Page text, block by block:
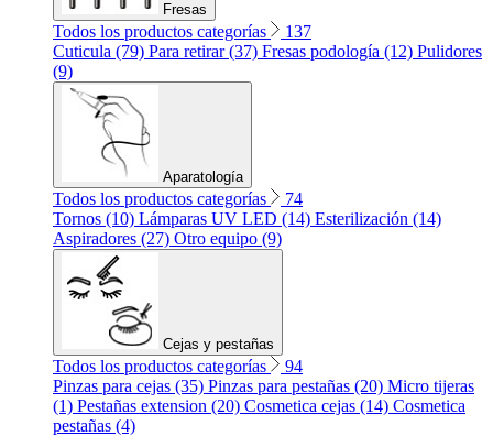
Fresas
Todos los productos categorías
137
Cuticula (79) Para retirar (37) Fresas podología (12) Pulidores
(9)
Aparatología
Todos los productos categorías
74
Tornos (10) Lámparas UV LED (14) Esterilización (14)
Aspiradores (27) Otro equipo (9)
Cejas y pestañas
Todos los productos categorías
94
Pinzas para cejas (35) Pinzas para pestañas (20) Micro tijeras
(1) Pestañas extension (20) Cosmetica cejas (14) Cosmetica
pestañas (4)